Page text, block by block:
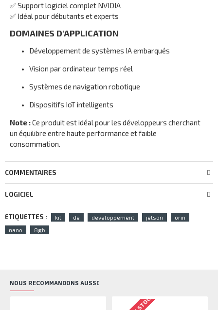
✅ Support logiciel complet NVIDIA
✅ Idéal pour débutants et experts
DOMAINES D'APPLICATION
Développement de systèmes IA embarqués
Vision par ordinateur temps réel
Systèmes de navigation robotique
Dispositifs IoT intelligents
Note :Ce produit est idéal pour les développeurs cherchant
un équilibre entre haute performance et faible
consommation.
COMMENTAIRES
LOGICIEL
ETIQUETTES : kit de developpement jetson
orin
nano
8gb
NOUS RECOMMANDONS AUSSI